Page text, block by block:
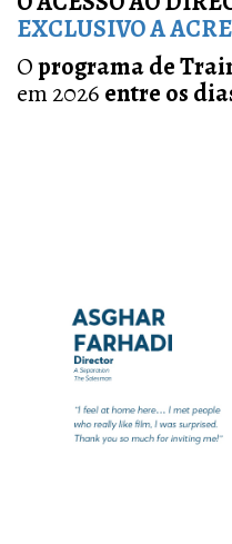
EXCLUSIVO A
Oprograma de
em 2026 entre os